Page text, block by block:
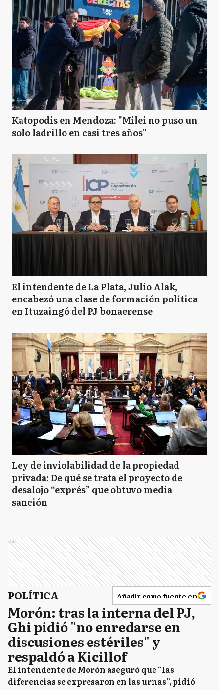
Katopodis en Mendoza: "Milei no puso un
solo ladrillo en casi tres años"
El intendente de La Plata, Julio Alak,
encabezó una clase de formación política
en Ituzaingó del PJ bonaerense
Ley de inviolabilidad de la propiedad
privada: De qué se trata el proyecto de
desalojo “exprés” que obtuvo media
sanción
Ads
POLÍTICA Añadir como fuente en
Morón: tras la interna del PJ,
Ghi pidió "no enredarse en
discusiones estériles" y
respaldó a Kicillof
El intendente de Morón aseguró que “las
diferencias se expresaron en las urnas”, pidió